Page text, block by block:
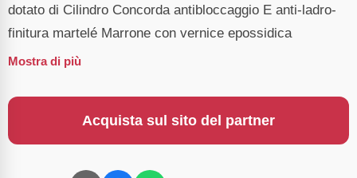
dotato di Cilindro Concorda antibloccaggio E anti-ladro-
finitura martelé Marrone con vernice epossidica
Mostra di più
Acquista sul sito del partner